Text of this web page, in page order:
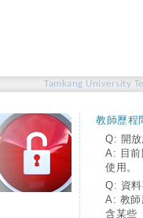
Tamkang University
教師歷程
Q: 開
A: 目前
使用。
Q: 資
A: 教師
含某些